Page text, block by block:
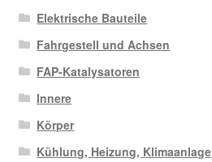
Elektrische Bauteile
Fahrgestell und Achsen
FAP-Katalysatoren
Innere
Körper
Kühlung, Heizung, Klimaanlage